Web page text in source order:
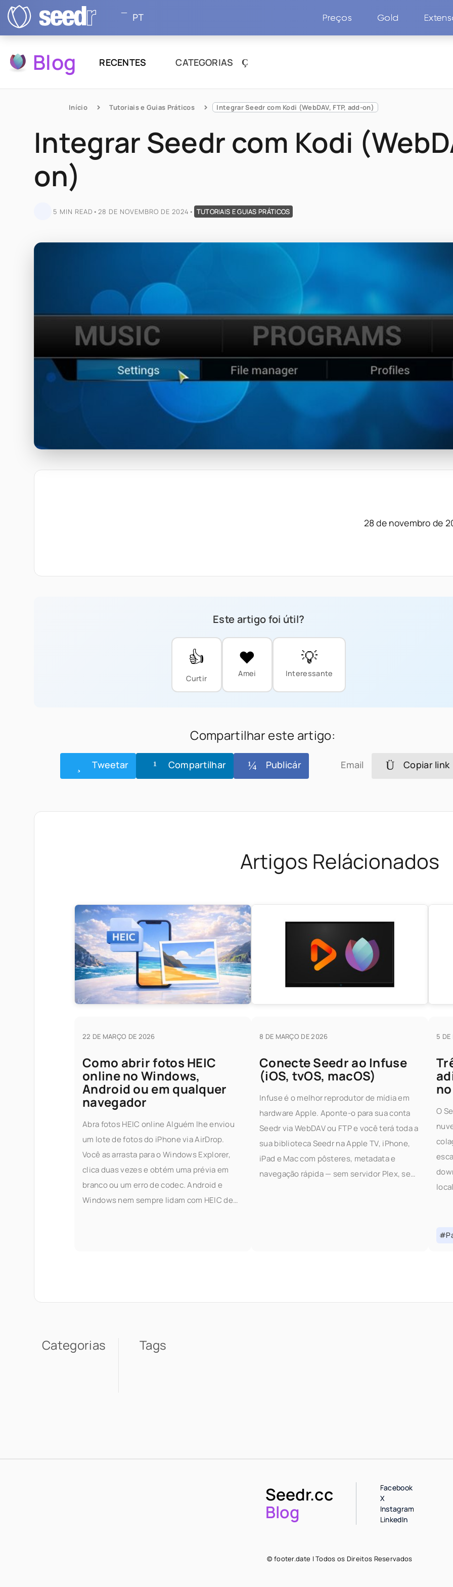
PT Preços Gold
Blog RECENTES CATEGORIAS
Início Tutoriais e Guias Práticos Integrar Seedr com Kodi (WebDAV, FTP, add-on)
Integrar Seedr com Kodi
on)
5 MIN READ • 28 DE NOVEMBRO DE 2024 • TUTORIAIS E GUIAS PRÁTICOS
28 de novembro de
Este artigo foi útil?
👍
Curtir
❤️
Amei
💡
Interessante
Compartilhar este artigo:
Tweetar Compartilhar Publicár Email Copiar link
Artigos Relácionados
22 DE MARÇO DE 2026
Como abrir fotos HEIC
online no Windows,
Android ou em qualquer
navegador
Abra fotos HEIC online Alguém lhe enviou
um lote de fotos do iPhone via AirDrop.
Você as arrasta para o Windows Explorer,
clica duas vezes e obtém uma prévia em
branco ou um erro de codec. Android e
Windows nem sempre lidam com HEIC de
8 DE MARÇO DE 2026
Conecte Seedr ao Infuse
(iOS, tvOS, macOS)
Infuse é o melhor reprodutor de mídia em
hardware Apple. Aponte-o para sua conta
Seedr via WebDAV ou FTP e você terá toda a
sua biblioteca Seedr na Apple TV, iPhone,
iPad e Mac com pôsteres, metadata e
navegação rápida — sem servidor Plex, sem
5
O
Categorias Tags
Seedr.cc
Blog
Facebook
X
Instagram
LinkedIn
© footer.date | Todos os Direitos Reservados